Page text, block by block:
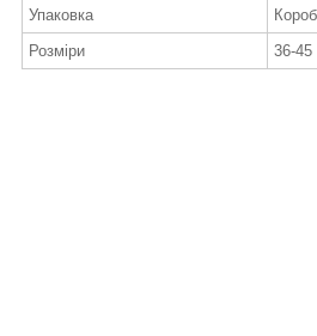
Упаковка
Розміри
36-45